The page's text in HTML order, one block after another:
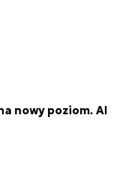
nowy poziom. AI